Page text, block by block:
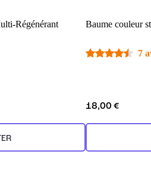
Régénérant Baume couleur
7
18,00 €